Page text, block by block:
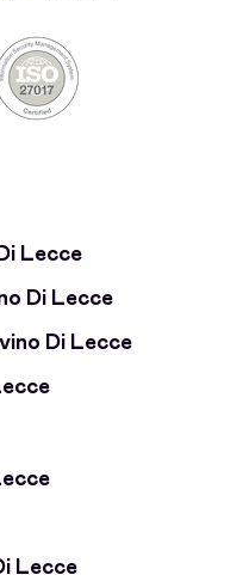
Lecce
Di Lecce
Di Lecce
Lecce